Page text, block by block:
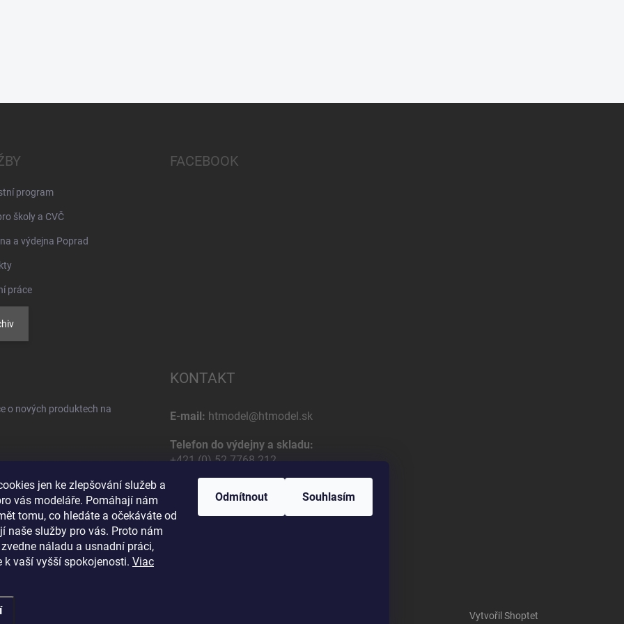
jen ke zlepšování služeb a
vás modeláře. Pomáhají nám
tomu, co hledáte a očekáváte od
naše služby pro vás. Proto nám
náladu a usnadní práci,
k vaší vyšší spokojenosti. Viac
Odmítnout Souhlasím
program
školy a CVČ
a výdejna Poprad
práce
FACEBOOK
o nových produktech na
údajov
KONTAKT
E-mail: htmodel@htmodel.sk
Telefon do výdejny a skladu:
+421 (0) 52 7768 212
HT model
Na letisko 49
Vytvořil Shoptet